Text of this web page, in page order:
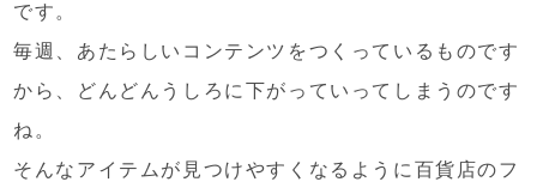
です。
毎週、あたらしいコンテンツをつくっているものです
から、
どんどんうしろに下がっていってしまうのです
ね。
そんなアイテムが見つけやすくなるように 百貨店のフ